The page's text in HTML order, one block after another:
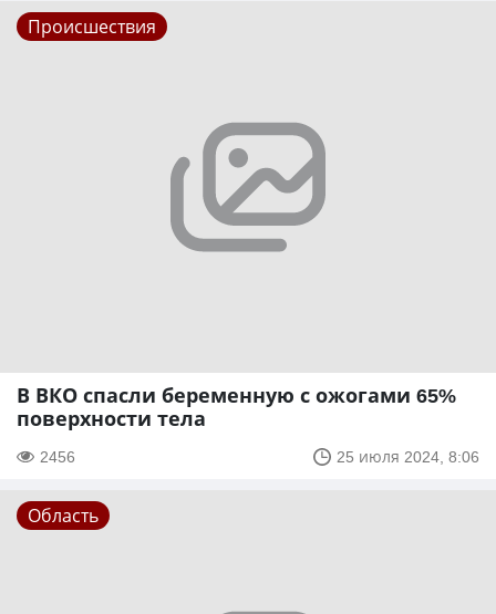
Происшествия
В ВКО спасли беременную с ожогами 65%
поверхности тела
2456 25 июля 2024, 8:06
Область